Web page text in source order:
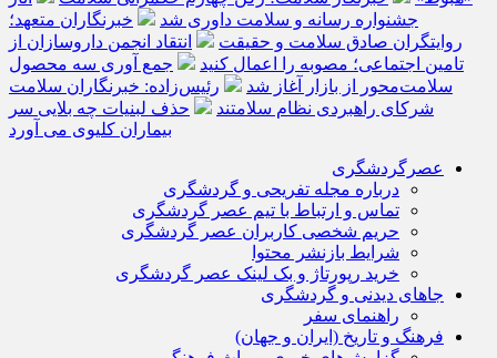
جشنواره رسانه و سلامت داوری شد
خبرنگاران متعهد؛
روایتگران صادق سلامت و حقیقت
انتقاد انجمن داروسازان از
تامین اجتماعی؛ مصوبه را اعمال کنید
جمع آوری سه محصول
سلامت‌محور از بازار آغاز شد
رئیس‌زاده: خبرنگاران سلامت
شرکای راهبردی نظام سلامتند
حذف لبنیات چه بلایی سر
بیماران کلیوی می آورد
عصرگردشگری
درباره مجله تفریحی و گردشگری
تماس و ارتباط با تیم عصر گردشگری
حریم شخصی کاربران عصر گردشگری
شرایط بازنشر محتوا
خرید رپورتاژ و بک لینک عصر گردشگری
جاهای دیدنی و گردشگری
راهنمای سفر
فرهنگ و تاریخ (ایران و جهان)